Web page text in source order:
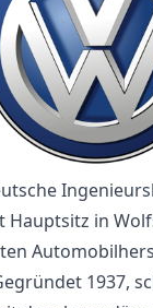
Hauptsitz in
1937,